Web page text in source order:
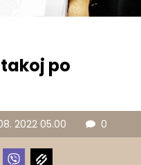
po
2022 05.00 0